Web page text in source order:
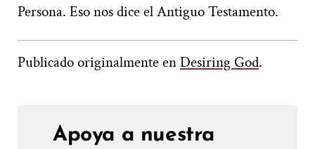
Persona. Eso nos dice el Antiguo Testamento.
Publicado originalmente enDesiring God.
Apoya a nuestra